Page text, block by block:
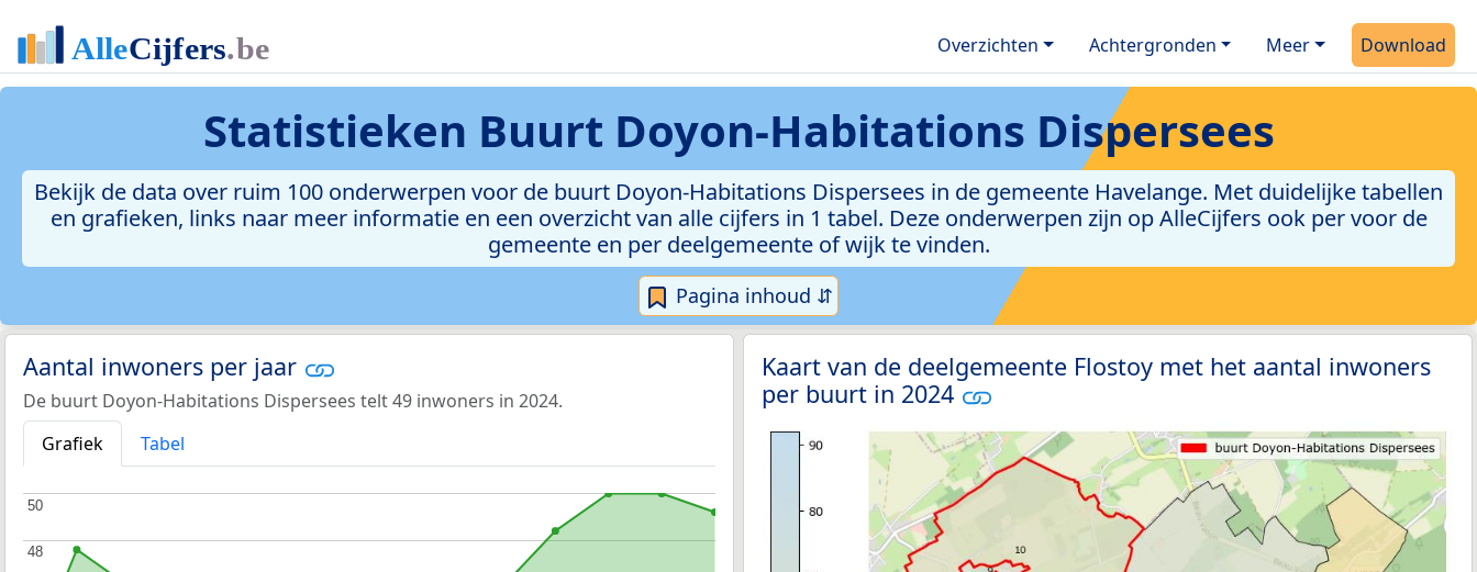
Overzichten Achtergronden Meer Download
Statistieken Buurt Doyon-Habitations Dispersees
Bekijk de data over ruim 100 onderwerpen voor de buurt Doyon-Habitations Dispersees in de gemeente Havelange. Met duidelijke tabellen
en grafieken, links naar meer informatie en een overzicht van alle cijfers in 1 tabel. Deze onderwerpen zijn op AlleCijfers ook per voor de
gemeente en per deelgemeente of wijk te vinden.
Pagina inhoud ⇵
Aantal inwoners per jaar
De buurt Doyon-Habitations Dispersees telt 49 inwoners in 2024.
Grafiek
Tabel
48
48
50
50
Kaart van de deelgemeente Flostoy met het aantal inwoners
per buurt in 2024